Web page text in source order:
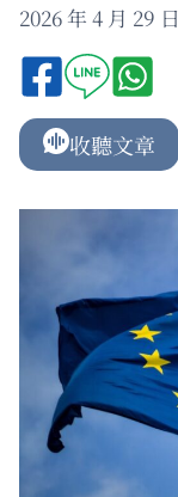
2026 年 4 月 29 日
收聽文章